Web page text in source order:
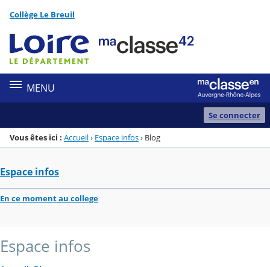
Menu de la rubrique
Contenu
Collège Le Breuil
MENU
Se connecter
Vous êtes ici : Accueil› Espace infos› Blog
Espace infos
En ce moment au college
Espace infos